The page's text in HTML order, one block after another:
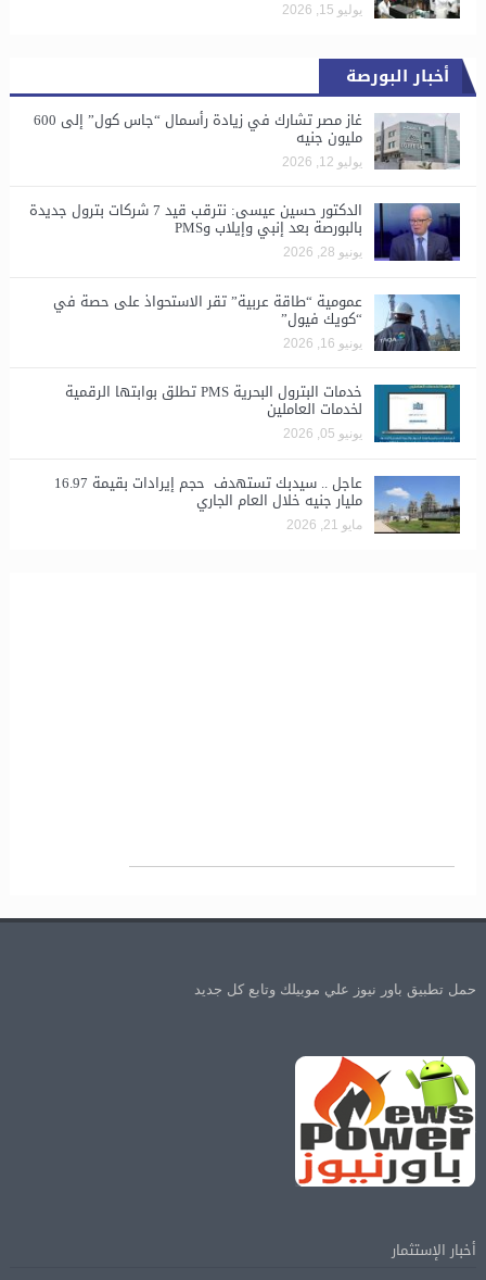
يوليو 15, 2026
أخبار البورصة
غاز مصر تشارك في زيادة رأسمال “جاس كول” إلى 600
مليون جنيه
يوليو 12, 2026
الدكتور حسين عيسى: نترقب قيد 7 شركات بترول جديدة
بالبورصة بعد إنبي وإيلاب وPMS
يونيو 28, 2026
​عمومية “طاقة عربية” تقر الاستحواذ على حصة في
“كويك فيول”
يونيو 16, 2026
خدمات البترول البحرية PMS تطلق بوابتها الرقمية
لخدمات العاملين
يونيو 05, 2026
عاجل .. سيدبك تستهدف حجم إيرادات بقيمة 16.97
مليار جنيه خلال العام الجاري
مايو 21, 2026
حمل تطبيق باور نيوز علي موبيلك وتابع كل جديد
أخبار الإستثمار